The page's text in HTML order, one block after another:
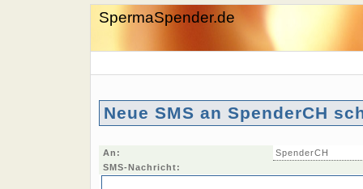
SpermaSpender.de
Neue SMS an SpenderCH
An:
SpenderCH
SMS-Nachricht: